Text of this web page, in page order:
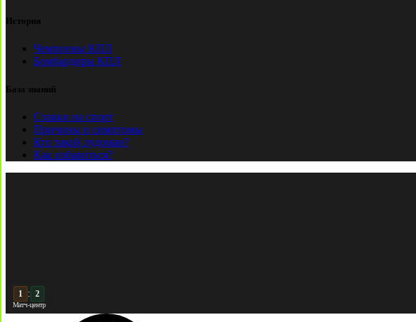
История
Чемпионы КПЛ
Бомбардиры КПЛ
База знаний
Ставки на спорт
Причины и симптомы
Кто такой лудоман?
Как избавиться?
2 : 2
Матч-центр